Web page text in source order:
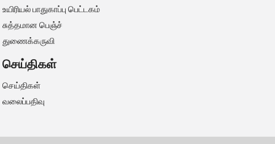
உயிரியல் பாதுகாப்பு பெட்டகம்
சுத்தமான பெஞ்ச்
துணைக்கருவி
செய்திகள்
செய்திகள்
வலைப்பதிவு